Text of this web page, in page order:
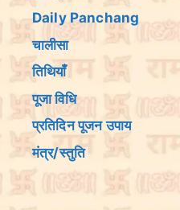
Daily Panchang
चालीसा
तिथियांँ
पूजा विधि
प्रतिदिन पूजन उपाय
मंत्र/स्तुति